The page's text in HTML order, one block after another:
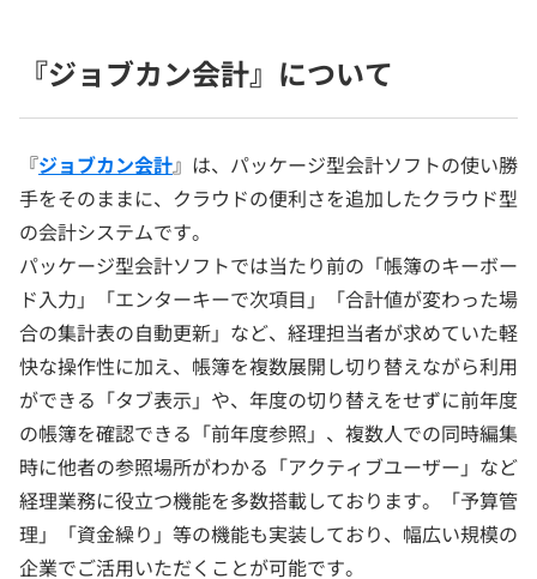
『ジョブカン会計』について
『ジョブカン会計』は、パッケージ型会計ソフトの使い勝
手をそのままに、クラウドの便利さを追加したクラウド型
の会計システムです。
パッケージ型会計ソフトでは当たり前の「帳簿のキーボー
ド入力」「エンターキーで次項目」「合計値が変わった場
合の集計表の自動更新」など、経理担当者が求めていた軽
快な操作性に加え、帳簿を複数展開し切り替えながら利用
ができる「タブ表示」や、年度の切り替えをせずに前年度
の帳簿を確認できる「前年度参照」、複数人での同時編集
時に他者の参照場所がわかる「アクティブユーザー」など
経理業務に役立つ機能を多数搭載しております。「予算管
理」「資金繰り」等の機能も実装しており、幅広い規模の
企業でご活用いただくことが可能です。